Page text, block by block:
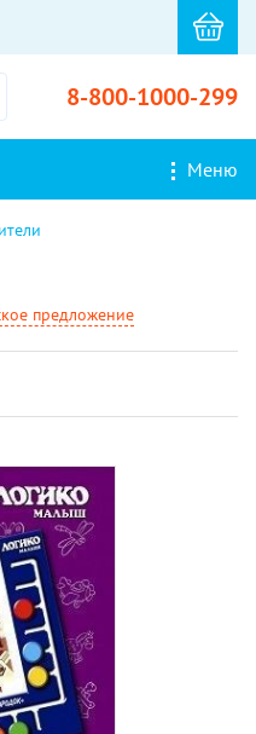
8-800-1000-299
Меню
предложение